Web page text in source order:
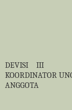
DEVISI
III
KOORDINATOR
ANGGOTA